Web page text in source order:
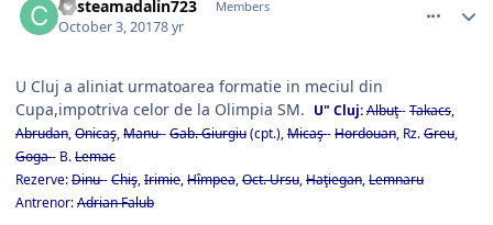
cirsteamadalin723 Members
October 3, 20178 yr
U Cluj a aliniat urmatoarea formatie in meciul din
Cupa,impotriva celor de la Olimpia SM. U" Cluj:Albuţ-Takacs,
Abrudan,Onicaş,Manu-Gab. Giurgiu(cpt.),Micaş-Hordouan, Rz.Greu,
Goga- B.Lemac
Rezerve:Dinu-Chiş,Irimie,Hîmpea,Oct. Ursu,Haţiegan,Lemnaru
Antrenor:Adrian Falub